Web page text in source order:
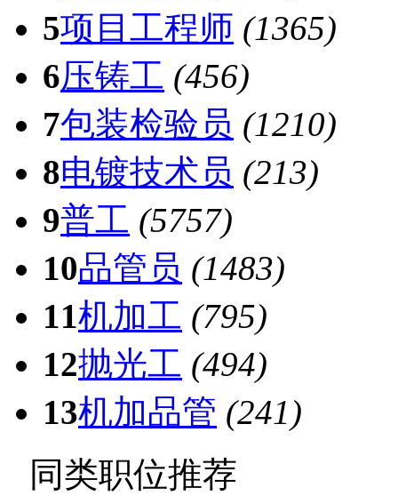
5项目工程师 (1365)
6压铸工 (456)
7包装检验员 (1210)
8电镀技术员 (213)
9普工 (5757)
10品管员 (1483)
11机加工 (795)
12抛光工 (494)
13机加品管 (241)
同类职位推荐